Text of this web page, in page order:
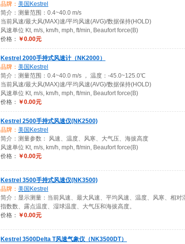
品牌： 美国Kestrel
简介：测量范围：0.4~40.0 m/s
当前风速/最大风(MAX)速/平均风速(AVG)/数据保持(HOLD)
风速单位 Kt, m/s, km/h, mph, ft/min, Beaufort force(B)
价格： ￥0.00元
Kestrel 2000手持式风速计（NK2000）
品牌： 美国Kestrel
简介：测量范围：0.4~40.0 m/s ， 温度：-45.0~125.0℃
当前风速/最大风(MAX)速/平均风速(AVG)/数据保持(HOLD)
风速单位 Kt, m/s, km/h, mph, ft/min, Beaufort force(B)
价格： ￥0.00元
Kestrel 2500手持式风速仪(NK2500)
品牌： 美国Kestrel
简介：测量参数： 风速、温度、风寒、大气压、海拔高度
风速单位 Kt, m/s, km/h, mph, ft/min, Beaufort force(B)
价格： ￥0.00元
Kestrel 3500手持式风速仪(NK3500)
品牌： 美国Kestrel
简介：显示测量：当前风速、最大风速、平均风速、温度、风寒、相对
指数数、露点温度、湿球温度、大气压和海拔高度。
价格： ￥0.00元
Kestrel 3500Delta T风速气象仪（NK3500DT）